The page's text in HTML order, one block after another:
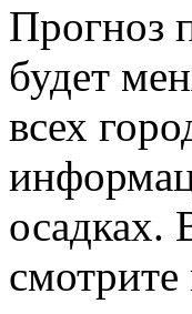
Прогноз
будет
всех
осадках.